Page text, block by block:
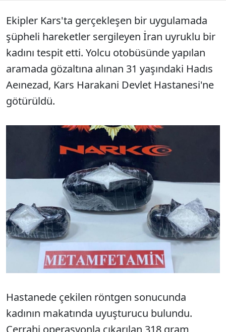
Ekipler Kars'ta gerçekleşen bir uygulamada
şüpheli hareketler sergileyen İran uyruklu bir
kadını tespit etti. Yolcu otobüsünde yapılan
aramada gözaltına alınan 31 yaşındaki Hadıs
Aeınezad, Kars Harakani Devlet Hastanesi'ne
götürüldü.
Hastanede çekilen röntgen sonucunda
kadının makatında uyuşturucu bulundu.
Cerrahi operasyonla çıkarılan 318 gram